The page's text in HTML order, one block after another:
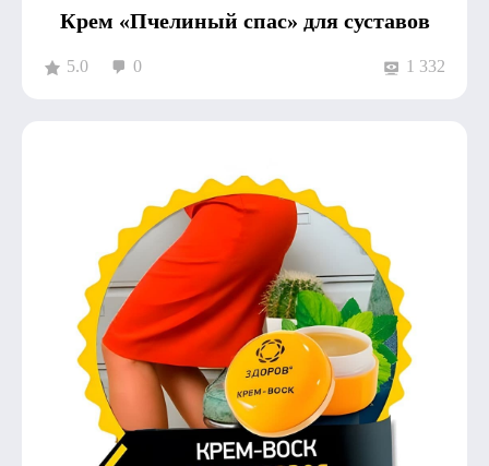
Крем «Пчелиный спас» для суставов
5.0 0 1 332